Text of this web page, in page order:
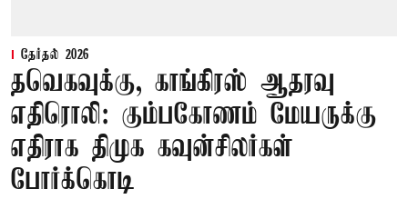
தேர்தல் 2026
தவெகவுக்கு, காங்கிரஸ் ஆதரவு
எதிரொலி: கும்பகோணம் மேயருக்கு
எதிராக திமுக கவுன்சிலர்கள்
போர்க்கொடி